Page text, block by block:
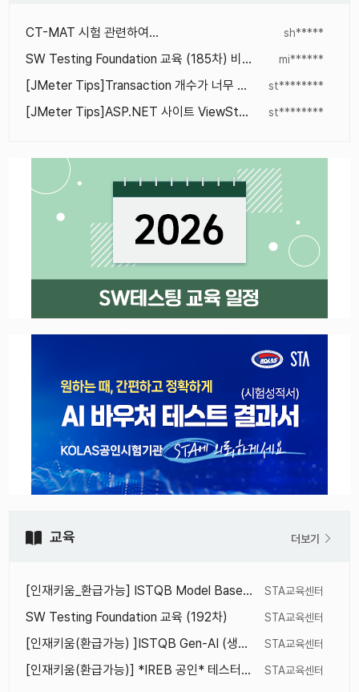
CT-MAT 시험 관련하여… sh*****
SW Testing Foundation 교육 (185차) 비용에 관한 문의 mi******
[JMeter Tips]Transaction 개수가 너무 많아서 그래프가 제대로 보이지 않을 때 st********
[JMeter Tips]ASP.NET 사이트 ViewState Correlation 처리 st********
교육 더보기
[인재키움_환급가능] ISTQB Model Based Tester 교육 STA교육센터
SW Testing Foundation 교육 (192차) STA교육센터
[인재키움(환급가능) ]ISTQB Gen-AI (생성형 AI) 교육 STA교육센터
[인재키움(환급가능)] *IREB 공인* 테스터도 알아두면 쓸모 있는 요구공학 (IREB CPRE Foundation Level 기반) STA교육센터